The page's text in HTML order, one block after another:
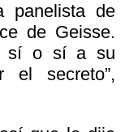
panelista de
de Geisse.
sí o sí a su
el secreto”,